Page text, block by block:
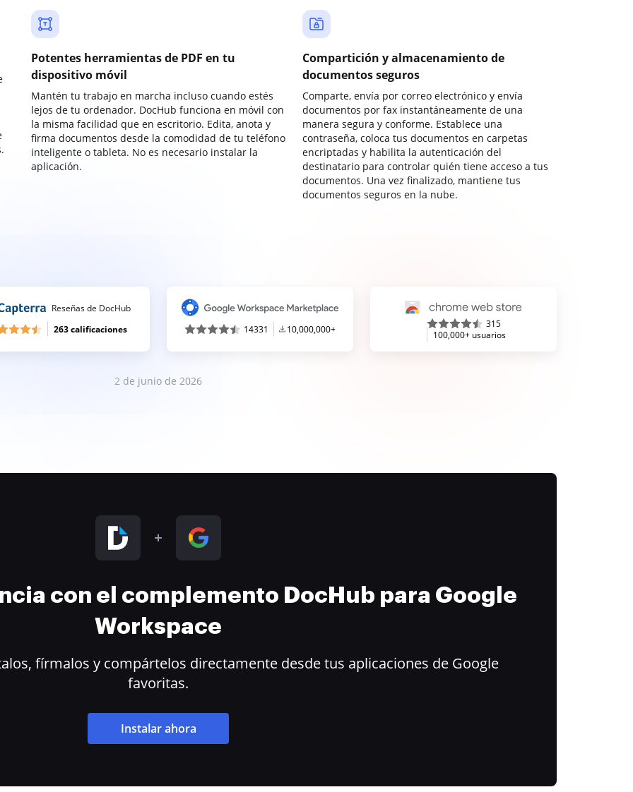
Potentes herramientas de PDF en tu
dispositivo móvil
Mantén tu trabajo en marcha incluso cuando estés
lejos de tu ordenador. DocHub funciona en móvil con
la misma facilidad que en escritorio. Edita, anota y
firma documentos desde la comodidad de tu teléfono
inteligente o tableta. No es necesario instalar la
aplicación.
Compartición y almacenamiento de
documentos seguros
Comparte, envía por correo electrónico y envía
documentos por fax instantáneamente de una
manera segura y conforme. Establece una
contraseña, coloca tus documentos en carpetas
encriptadas y habilita la autenticación del
destinatario para controlar quién tiene acceso a tus
documentos. Una vez finalizado, mantiene tus
documentos seguros en la nube.
Reseñas de DocHub
263 calificaciones
14331 10,000,000+
315
100,000+ usuarios
2 de junio de 2026
con el complemento DocHub para Google
Workspace
fírmalos y compártelos directamente desde tus aplicaciones de Google
favoritas.
Instalar ahora